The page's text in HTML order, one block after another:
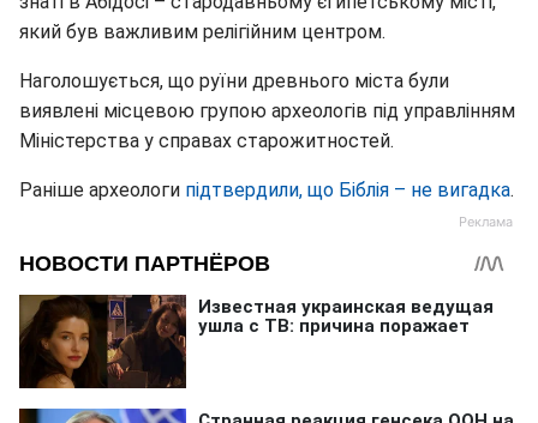
який був важливим релігійним центром.
Наголошується, що руїни древнього міста були
виявлені місцевою групою археологів під управлінням
Міністерства у справах старожитностей.
Раніше археологи підтвердили, що Біблія – не вигадка.